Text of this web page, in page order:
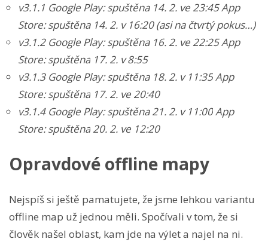
v3.1.1 Google Play: spuštěna 14. 2. ve 23:45 App
Store: spuštěna 14. 2. v 16:20 (asi na čtvrtý pokus…)
v3.1.2 Google Play: spuštěna 16. 2. ve 22:25 App
Store:spuštěna 17. 2. v 8:55
v3.1.3 Google Play:spuštěna 18. 2. v 11:35App
Store:spuštěna 17. 2. ve 20:40
v3.1.4 Google Play: spuštěna 21. 2. v 11:00App
Store:spuštěna 20. 2. ve 12:20
Opravdové offline mapy
Nejspíš si ještě pamatujete, že jsme lehkou variantu
offline map už jednou měli. Spočívali v tom, že si
člověk našel oblast, kam jde na výlet a najel na ni.